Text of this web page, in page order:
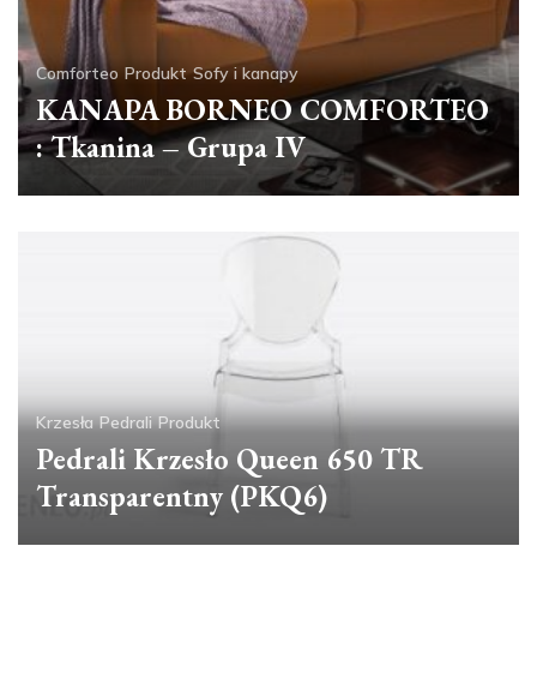
Comforteo Produkt Sofy i kanapy
KANAPA BORNEO COMFORTEO
: Tkanina – Grupa IV
Krzesła Pedrali Produkt
Pedrali Krzesło Queen 650 TR
Transparentny (PKQ6)